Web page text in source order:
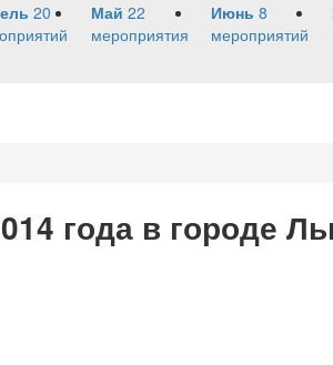
20
Май 22
мероприятия
Июнь 8
мероприятий
года в городе